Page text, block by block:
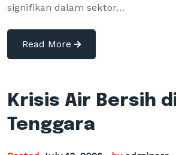
signifikan dalam sektor…
Read More
Krisis Air Bersih
Tenggara